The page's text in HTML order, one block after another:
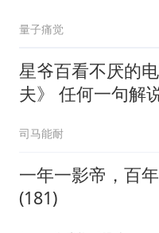
量子痛觉
星爷百看不厌的
夫》 任何一句解说都是对
司马能耐
一年一影帝，百
(181)